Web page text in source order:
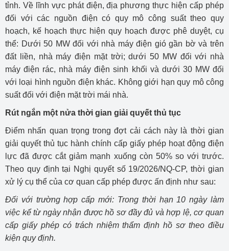
tỉnh. Về lĩnh vực phát điện, địa phương thực hiện cấp phép
đối với các nguồn điện có quy mô công suất theo quy
hoạch, kế hoạch thực hiện quy hoạch được phê duyệt, cụ
thể: Dưới 50 MW đối với nhà máy điện gió gần bờ và trên
đất liền, nhà máy điện mặt trời; dưới 50 MW đối với nhà
máy điện rác, nhà máy điện sinh khối và dưới 30 MW đối
với loại hình nguồn điện khác. Không giới hạn quy mô công
suất đối với điện mặt trời mái nhà.
Rút ngắn một nửa thời gian giải quyết thủ tục
Điểm nhấn quan trọng trong đợt cải cách này là thời gian
giải quyết thủ tục hành chính cấp giấy phép hoạt động điện
lực đã được cắt giảm mạnh xuống còn 50% so với trước.
Theo quy định tại Nghị quyết số 19/2026/NQ-CP, thời gian
xử lý cụ thể của cơ quan cấp phép được ấn định như sau:
Đối với trường hợp cấp mới: Trong thời hạn 10 ngày làm
việc kể từ ngày nhận được hồ sơ đầy đủ và hợp lệ, cơ quan
cấp giấy phép có trách nhiệm thẩm định hồ sơ theo điều
kiện quy định.